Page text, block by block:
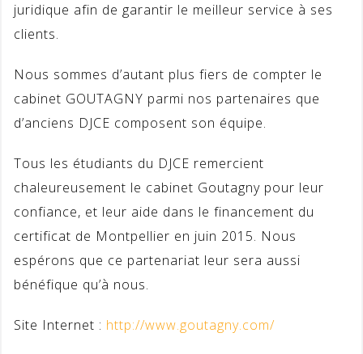
juridique afin de garantir le meilleur service à ses
clients.
Nous sommes d’autant plus fiers de compter le
cabinet GOUTAGNY parmi nos partenaires que
d’anciens DJCE composent son équipe.
Tous les étudiants du DJCE remercient
chaleureusement le cabinet Goutagny pour leur
confiance, et leur aide dans le financement du
certificat de Montpellier en juin 2015. Nous
espérons que ce partenariat leur sera aussi
bénéfique qu’à nous.
Site Internet : http://www.goutagny.com/